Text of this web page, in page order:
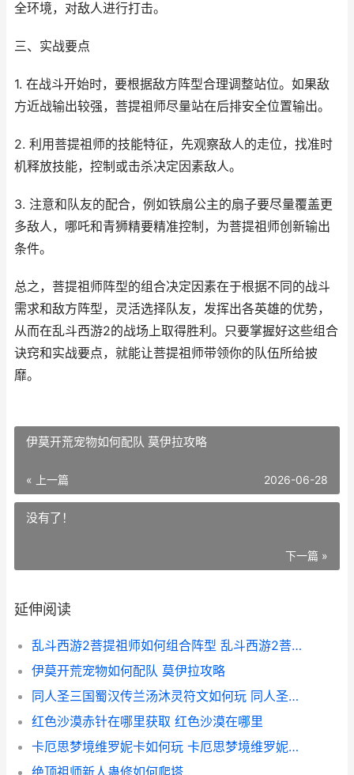
全环境，对敌人进行打击。
三、实战要点
1. 在战斗开始时，要根据敌方阵型合理调整站位。如果敌
方近战输出较强，菩提祖师尽量站在后排安全位置输出。
2. 利用菩提祖师的技能特征，先观察敌人的走位，找准时
机释放技能，控制或击杀决定因素敌人。
3. 注意和队友的配合，例如铁扇公主的扇子要尽量覆盖更
多敌人，哪吒和青狮精要精准控制，为菩提祖师创新输出
条件。
总之，菩提祖师阵型的组合决定因素在于根据不同的战斗
需求和敌方阵型，灵活选择队友，发挥出各英雄的优势，
从而在乱斗西游2的战场上取得胜利。只要掌握好这些组合
诀窍和实战要点，就能让菩提祖师带领你的队伍所给披
靡。
伊莫开荒宠物如何配队 莫伊拉攻略
« 上一篇 2026-06-28
没有了！
下一篇 »
延伸阅读
乱斗西游2菩提祖师如何组合阵型 乱斗西游2菩提祖师用什么装备
伊莫开荒宠物如何配队 莫伊拉攻略
同人圣三国蜀汉传兰汤沐灵符文如何玩 同人圣三国蜀汉传南中之战攻略
红色沙漠赤针在哪里获取 红色沙漠在哪里
卡厄思梦境维罗妮卡如何玩 卡厄思梦境维罗妮卡装备
绝顶祖师新人蛊修如何爬塔